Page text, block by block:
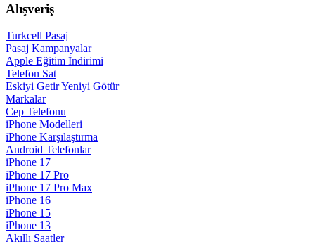
Alışveriş
Turkcell Pasaj
Pasaj Kampanyalar
Apple Eğitim İndirimi
Telefon Sat
Eskiyi Getir Yeniyi Götür
Markalar
Cep Telefonu
iPhone Modelleri
iPhone Karşılaştırma
Android Telefonlar
iPhone 17
iPhone 17 Pro
iPhone 17 Pro Max
iPhone 16
iPhone 15
iPhone 13
Akıllı Saatler